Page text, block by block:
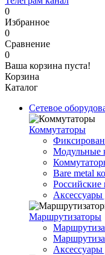
0
Избранное
0
Сравнение
0
Ваша корзина пуста!
Корзина
Каталог
Сетевое
Коммутаторы
Модульные
Bare metal
Аксессуары
Маршрутизаторы
Аксессуары